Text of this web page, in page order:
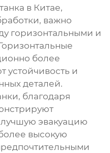
в Китае,
важно
горизонтальными и
более
устойчивость и
деталей.
благодаря
эвакуацию
высокую